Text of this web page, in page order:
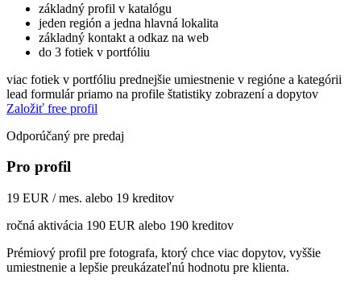
základný profil v katalógu
jeden región a jedna hlavná lokalita
základný kontakt a odkaz na web
do 3 fotiek v portfóliu
viac fotiek v portfóliu prednejšie umiestnenie v regióne a kategórii
lead formulár priamo na profile štatistiky zobrazení a dopytov
Založiť free profil
Odporúčaný pre predaj
Pro profil
19 EUR / mes. alebo 19 kreditov
ročná aktivácia 190 EUR alebo 190 kreditov
Prémiový profil pre fotografa, ktorý chce viac dopytov, vyššie
umiestnenie a lepšie preukázateľnú hodnotu pre klienta.